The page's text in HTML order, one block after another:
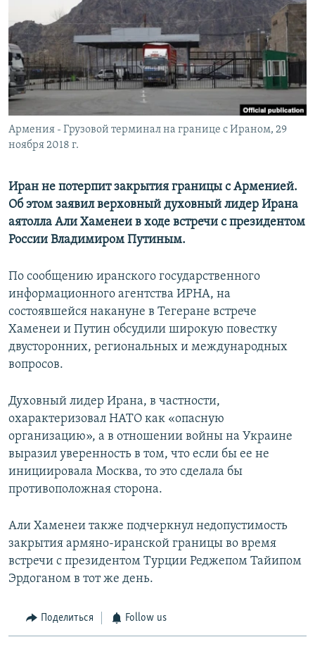
Հայերեն
English
Русский
Все сайты Радио Азатутюн
Армения - Грузовой терминал на границе с Ираном, 29
ноября 2018 г.
Иран не потерпит закрытия границы с Арменией.
Об этом заявил верховный духовный лидер Ирана
аятолла Али Хаменеи в ходе встречи с президентом
России Владимиром Путиным.
По сообщению иранского государственного
информационного агентства ИРНА, на
состоявшейся накануне в Тегеране встрече
Хаменеи и Путин обсудили широкую повестку
двусторонних, региональных и международных
вопросов.
Духовный лидер Ирана, в частности,
охарактеризовал НАТО как «опасную
организацию», а в отношении войны на Украине
выразил уверенность в том, что если бы ее не
инициировала Москва, то это сделала бы
противоположная сторона.
Али Хаменеи также подчеркнул недопустимость
закрытия армяно-иранской границы во время
встречи с президентом Турции Реджепом Тайипом
Эрдоганом в тот же день.
Поделиться Follow us